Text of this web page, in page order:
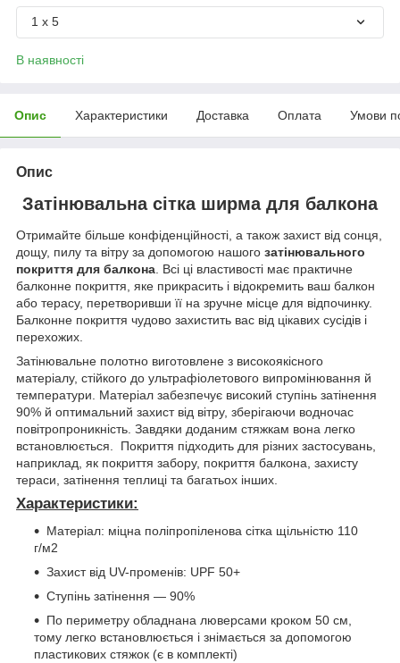
1 х 5
В наявності
Опис Характеристики Доставка Оплата Умови
Опис
Затінювальна сітка ширма для балкона
Отримайте більше конфіденційності, а також захист від сонця,
дощу, пилу та вітру за допомогою нашого затінювального
покриття для балкона. Всі ці властивості має практичне
балконне покриття, яке прикрасить і відокремить ваш балкон
або терасу, перетворивши її на зручне місце для відпочинку.
Балконне покриття чудово захистить вас від цікавих сусідів і
перехожих.
Затінювальне полотно виготовлене з високоякісного
матеріалу, стійкого до ультрафіолетового випромінювання й
температури. Матеріал забезпечує високий ступінь затінення
90% й оптимальний захист від вітру, зберігаючи водночас
повітропроникність. Завдяки доданим стяжкам вона легко
встановлюється. Покриття підходить для різних застосувань,
наприклад, як покриття забору, покриття балкона, захисту
тераси, затінення теплиці та багатьох інших.
Характеристики:
Матеріал: міцна поліпропіленова сітка щільністю 110
г/м2
Захист від UV-променів: UPF 50+
Ступінь затінення — 90%
По периметру обладнана люверсами кроком 50 см,
тому легко встановлюється і знімається за допомогою
пластикових стяжок (є в комплекті)